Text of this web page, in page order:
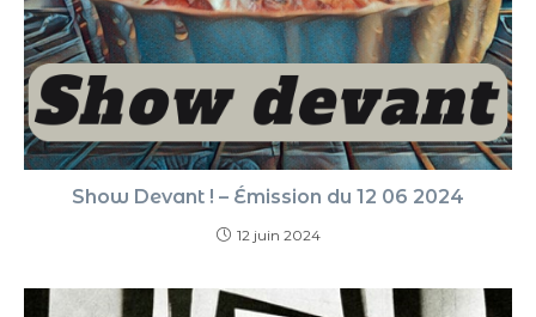
Show Devant ! – Émission du 12 06 2024
12 juin 2024